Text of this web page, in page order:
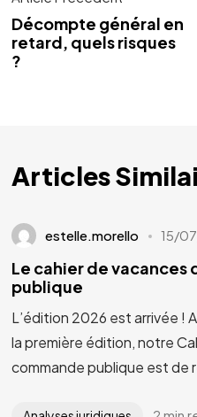
Décompte général en
retard, quels risques
?
Articles
estelle.morello 15/
Le cahier de vacances
publique
L’édition 2026 est arrivée !
la première édition, notre
commande publique est de